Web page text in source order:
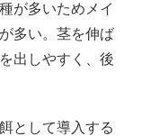
が多いためメイ
多い。茎を伸ば
出しやすく、後
として導入する